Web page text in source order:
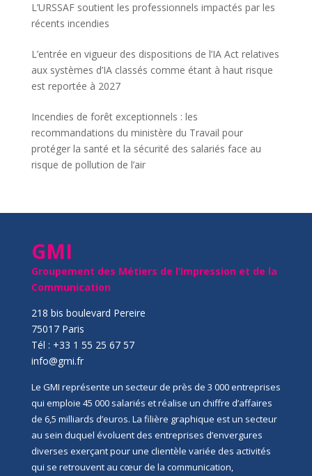
L’URSSAF soutient les professionnels impactés par les
récents incendies
L’entrée en vigueur des dispositions de l’IA Act relatives
aux systèmes d’IA classés comme étant à haut risque
est reportée à 2027
Incendies de forêt exceptionnels : les
recommandations du ministère du Travail pour
protéger la santé et la sécurité des salariés face au
risque de pollution de l’air
GMI
Groupement des Métiers de l’Impression et de la
Communication
218 bis boulevard Pereire
75017 Paris
Tél : +33 1 55 25 67 57
info@gmi.fr
Le GMI représente un secteur de près de 3 000 entreprises
qui emploie 45 000 salariés et réalise un chiffre d’affaires
de 6,5 milliards d’euros. La filière graphique est un secteur
au sein duquel évoluent des entreprises d’envergures
diverses exerçant pour une clientèle variée des activités
qui se retrouvent au cœur de la communication,